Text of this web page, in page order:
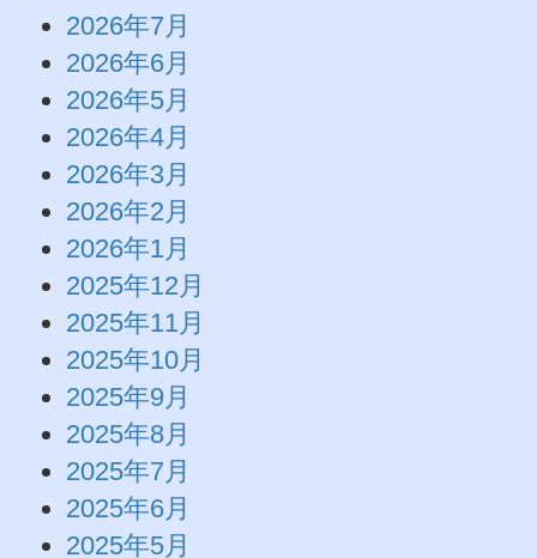
2026年7月
2026年6月
2026年5月
2026年4月
2026年3月
2026年2月
2026年1月
2025年12月
2025年11月
2025年10月
2025年9月
2025年8月
2025年7月
2025年6月
2025年5月